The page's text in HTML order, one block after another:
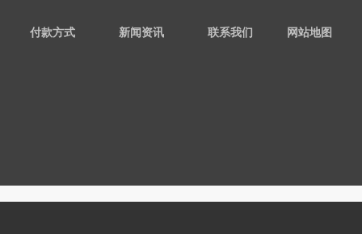
付款方式 新闻资讯 联系我们 网站地图